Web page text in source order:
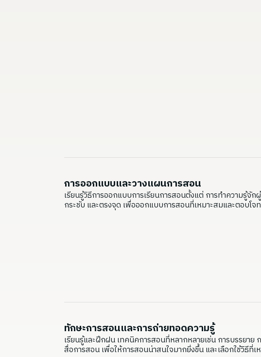
การออกแบบและวางแผนการสอน
เรียนรู้วิธีการออกแบบการเรียนการสอนตั้งแต่ การทำความรู้จัก
กระชับ และตรงจุด เพื่อออกแบบการสอนที่เหมาะสมและตอบโ
ทักษะการสอนและการถ่ายทอดความรู้
เรียนรู้และฝึกฝน เทคนิคการสอนที่หลากหลายเช่น การบรรยาย
สื่อการสอน เพื่อให้การสอนน่าสนใจมากยิ่งขึ้น และเลือกใช้วิธีที่